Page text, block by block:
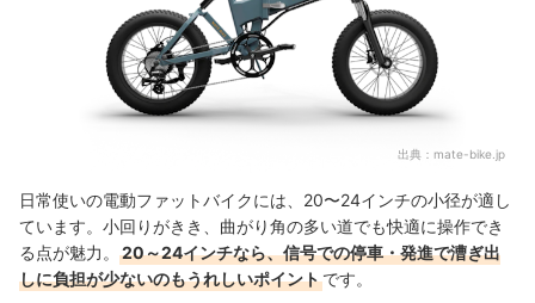
出典： mate-bike.jp
日常使いの電動ファットバイクには、20〜24インチの小径が適し
ています。小回りがきき、曲がり角の多い道でも快適に操作でき
る点が魅力。
20～24インチなら、信号での停車・発進で漕ぎ出
しに負担が少ないのもうれしいポイントです。